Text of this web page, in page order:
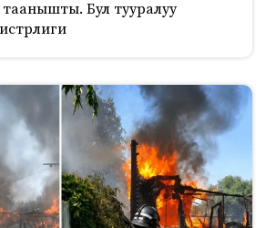
Бул тууралуу